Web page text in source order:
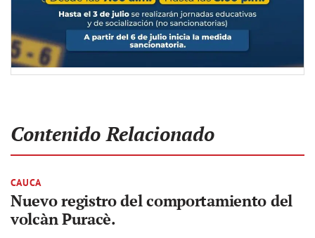
Contenido Relacionado
CAUCA
Nuevo registro del comportamiento del
volcàn Puracè.